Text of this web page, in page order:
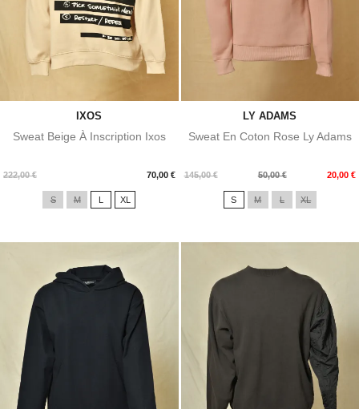
IXOS
Sweat Beige À Inscription Ixos
222,00 € 70,00 €
Prix
S M L XL
LY ADAMS
Sweat En Coton Rose Ly Adams
145,00 €
Prix
50,00 € 20,00 €
Prix
S M L XL